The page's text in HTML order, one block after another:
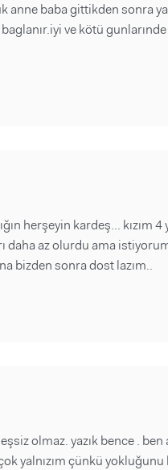
anne baba gittikden sonra
ve kötü
herşeyin kardeş... kızım 4
daha az olurdu ama
bizden sonra dost lazım..
olmaz. yazık bence . ben
yalnızım çünkü